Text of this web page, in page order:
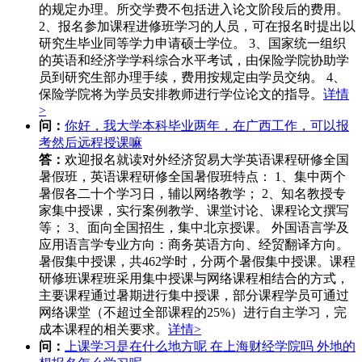
的规定办理。所交学费不包括进入论文阶段后的费用。
2、报名参加课程进修班学习的人员，可在报名时提出以
研究生毕业同等学力申请硕士学位。 3、国家统一组织
的英语和经济学学科综合水平考试，由保险学院协助学
员到研究生部办理手续，费用按规定由学员交纳。 4、
保险学院将为学员安排教师进行学位论文的指导。 详情
>
问： 你好，我大学本科毕业两年，在广西工作，可以报
考然后远程授课嘛
答： 欢迎报名就读对外经济贸易大学英语课程研修全国
暑假班，英语课程研修全国暑假班特点： 1、集中两个
暑假各二十个学习日，辅以网络教学； 2、知名教授专
家集中授课，实行案例教学、课堂讨论、课程论文撰写
等； 3、面向全国招生，集中北京授课。 外国语言学及
应用语言学专业方向：商务英语方向、经贸翻译方向。
暑假集中授课，共462学时，分两个暑假集中授课。课程
研修班课程班采用集中授课与网络课程相结合的方式，
主要课程通过暑期进行集中授课，部分课程学员可通过
网络课堂（不超过全部课程的25%）进行自主学习，完
成本课程的相关要求。 详情>
问：
上课学习是在什么地方呢 在上海财经学院吗 外地的